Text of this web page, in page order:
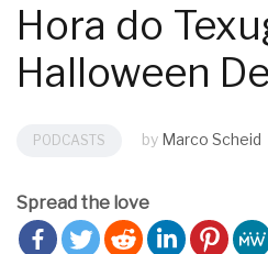
Hora do
Halloween
PODCASTS by Marco Scheid
Spread the love